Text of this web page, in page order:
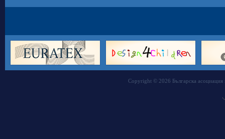
Copyright © 2026 Българска асоциация